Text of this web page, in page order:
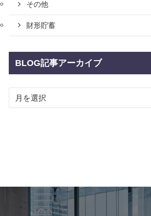
その他
財形貯蓄
BLOG記事アーカイブ
BLOG